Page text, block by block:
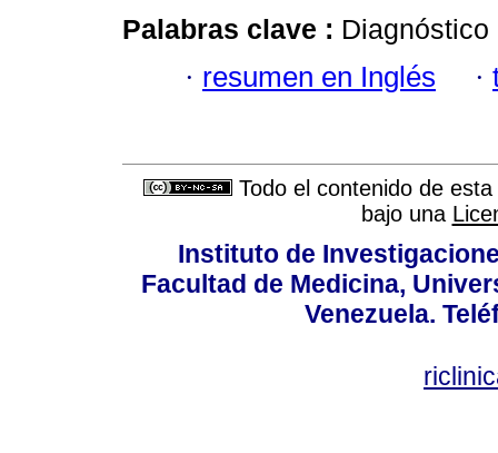
Palabras clave :
· resumen en Inglés ·
Todo el contenido de
bajo una
Instituto de
Facultad de Medicina,
Venezuela.